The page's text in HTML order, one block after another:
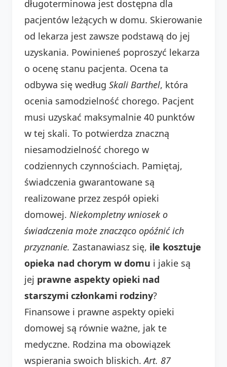
długoterminowa jest dostępna dla
pacjentów leżących w domu. Skierowanie
od lekarza jest zawsze podstawą do jej
uzyskania. Powinieneś poproszyć lekarza
o ocenę stanu pacjenta. Ocena ta
odbywa się według Skali Barthel, która
ocenia samodzielność chorego. Pacjent
musi uzyskać maksymalnie 40 punktów
w tej skali. To potwierdza znaczną
niesamodzielność chorego w
codziennych czynnościach. Pamiętaj,
świadczenia gwarantowane są
realizowane przez zespół opieki
domowej. Niekompletny wniosek o
świadczenia może znacząco opóźnić ich
przyznanie. Zastanawiasz się, ile kosztuje
opieka nad chorym w domu i jakie są
jej prawne aspekty opieki nad
starszymi członkami rodziny?
Finansowe i prawne aspekty opieki
domowej są równie ważne, jak te
medyczne. Rodzina ma obowiązek
wspierania swoich bliskich.Art. 87